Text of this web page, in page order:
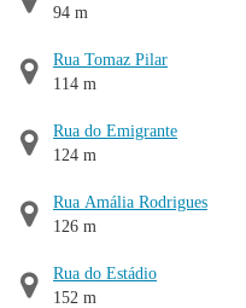
94 m
Rua Tomaz Pilar
114 m
Rua do Emigrante
124 m
Rua Amália Rodrigues
126 m
Rua do Estádio
152 m